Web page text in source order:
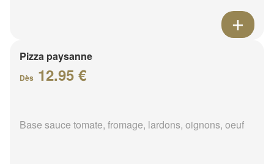
Pizza paysanne
Dès 12.95 €
Base sauce tomate, fromage, lardons, oignons, oeuf